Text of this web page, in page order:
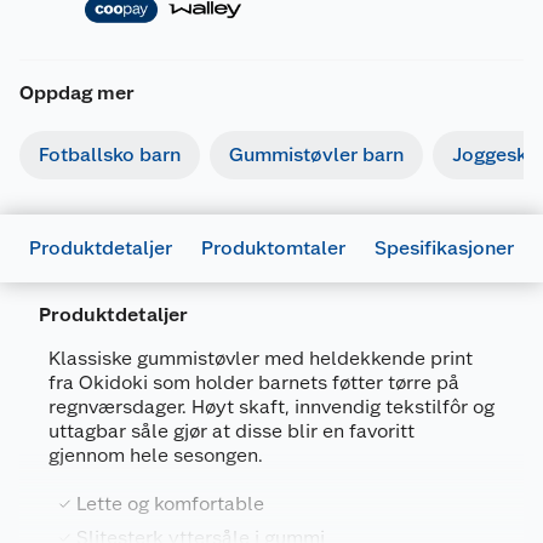
Oppdag mer
Fotballsko barn Gummistøvler barn Joggesko
Produktdetaljer Produktomtaler Spesifikasjoner
Produktdetaljer
Klassiske gummistøvler med heldekkende print
fra Okidoki som holder barnets føtter tørre på
regnværsdager. Høyt skaft, innvendig tekstilfôr og
uttagbar såle gjør at disse blir en favoritt
gjennom hele sesongen.
Lette og komfortable
Slitesterk yttersåle i gummi
Artikkelnummer
7025180748453
Leverandørens artikkelnummer
505121
Størrelse
Farge